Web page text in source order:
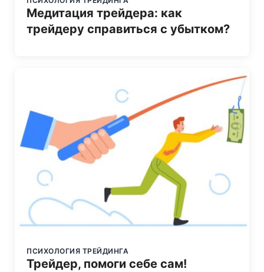
Медитация трейдера: как
трейдеру справиться с убытком?
ПСИХОЛОГИЯ ТРЕЙДИНГА
Трейдер, помоги себе сам!